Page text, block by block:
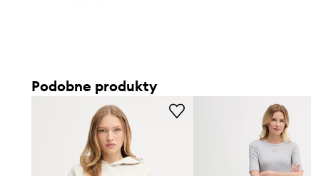
- Wymiary podane dla rozmiaru: S.
Podobne produkty